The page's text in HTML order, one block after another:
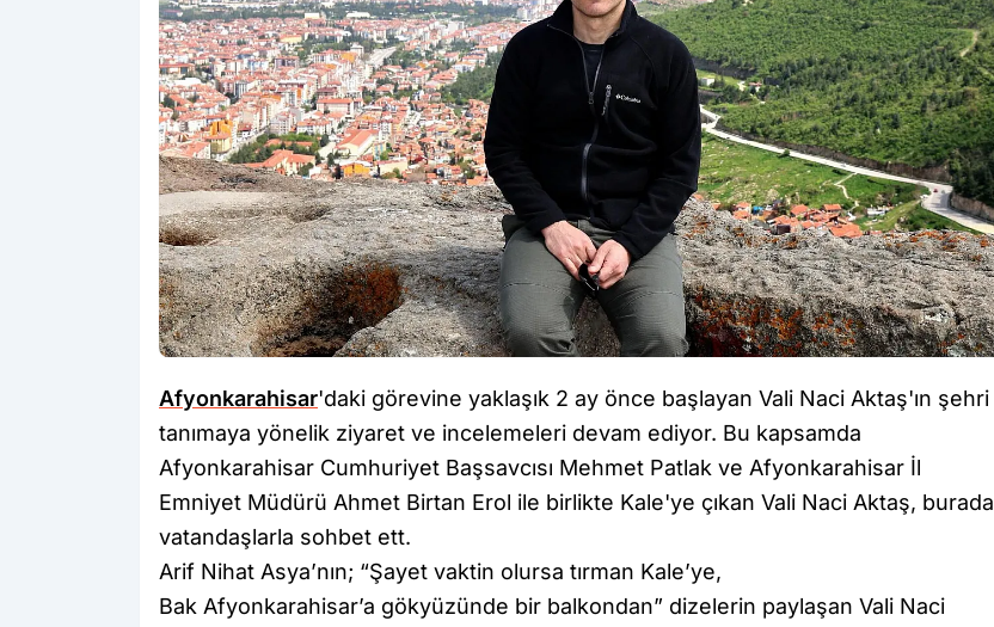
Afyonkarahisar'daki görevine yaklaşık 2 ay önce başlayan Vali Naci Aktaş'ın şehri
tanımaya yönelik ziyaret ve incelemeleri devam ediyor. Bu kapsamda
Afyonkarahisar Cumhuriyet Başsavcısı Mehmet Patlak ve Afyonkarahisar İl
Emniyet Müdürü Ahmet Birtan Erol ile birlikte Kale'ye çıkan Vali Naci Aktaş, burada
vatandaşlarla sohbet ett.
Arif Nihat Asya’nın; “Şayet vaktin olursa tırman Kale’ye,
Bak Afyonkarahisar’a gökyüzünde bir balkondan” dizelerin paylaşan Vali Naci